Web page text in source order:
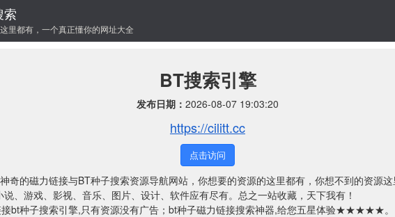
索
里都有，一个真正懂你的网址大全
BT搜索引擎
发布日期： 2026-08-07 19:03:20
https://cilitt.cc
点击访问
奇的磁力链接与BT种子搜索资源导航网站，你想要的资源的这里都有，你想不到的资源
、游戏、影视、音乐、图片、设计、软件应有尽有。总之一站收藏，天下我有！
接bt种子搜索引擎,只有资源没有广告；bt种子磁力链接搜索神器,给您五星体验★★★★★。